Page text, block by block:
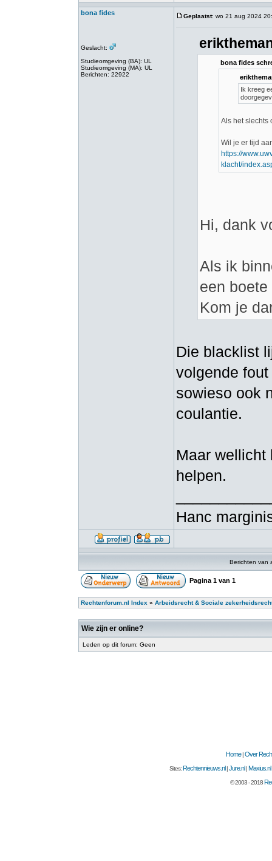
bona fides
Geslacht:
Studieomgeving (BA): UL
Studieomgeving (MA): UL
Berichten: 22922
Geplaatst: wo 21 aug 2024
bona fides
Ik kreeg
Als het slechts
Wil je er tijd
https://
klacht/
Hi, dank
Als ik
een
Kom je
Die blacklist
volgende
sowieso ook
coulantie.
Maar wellicht
helpen.
Hanc
Berichten van
Pagina 1 van 1
Rechtenforum.nl Index » Arbeidsrecht & Sociale
Wie zijn er online?
Leden op dit forum: Geen
Home|Over
Sites:Rechtennieuws.nl |Jure.nl |Maxius.nl
© 2003 - 2018